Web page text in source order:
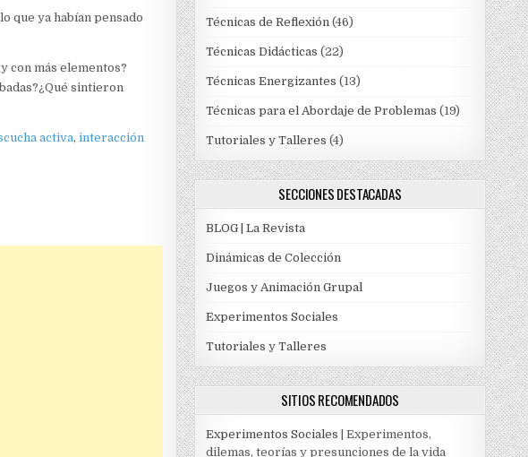
que ya habían pensado
con más elementos?
sintieron
activa,interacción
Técnicas de Reflexión(46)
Técnicas Didácticas (22)
Técnicas Energizantes (13)
Técnicas para el Abordaje de Problemas (19)
Tutoriales y Talleres (4)
SECCIONES DESTACADAS
BLOG | La Revista
Dinámicas de Colección
Juegos y Animación Grupal
Experimentos Sociales
Tutoriales y Talleres
SITIOS RECOMENDADOS
Experimentos Sociales | Experimentos,
dilemas, teorías y presunciones de la vida